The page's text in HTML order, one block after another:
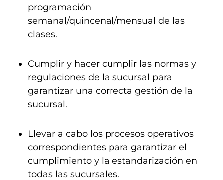
programación
semanal/quincenal/mensual de las
clases.
Cumplir y hacer cumplir las normas y
regulaciones de la sucursal para
garantizar una correcta gestión de la
sucursal.
Llevar a cabo los procesos operativos
correspondientes para garantizar el
cumplimiento y la estandarización en
todas las sucursales.